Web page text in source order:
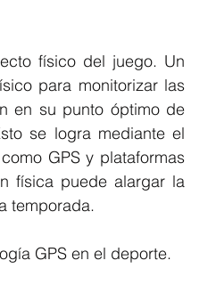
físico del juego. Un
para monitorizar las
en su punto óptimo de
se logra mediante el
GPS y plataformas
física puede alargar la
temporada.
GPS en el deporte.